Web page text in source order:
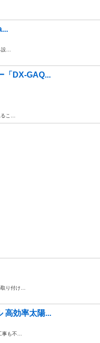
…
「DX-GAQ...
こ…
り付け…
高効率太陽...
事も不…